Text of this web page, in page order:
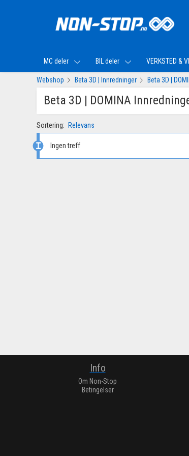
MC deler BIL deler VERKSTED &
Webshop Beta 3D | Innredninger Beta 3D |
Beta 3D | DOMINA
Sortering: Relevans
Ingen treff
Info
Om Non-Stop
Betingelser